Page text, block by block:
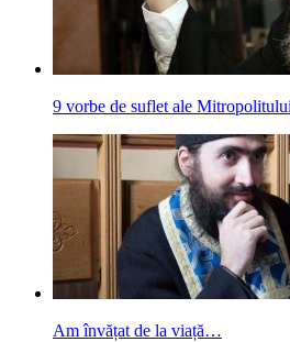
9 vorbe de suflet ale
Am învățat de la viață…